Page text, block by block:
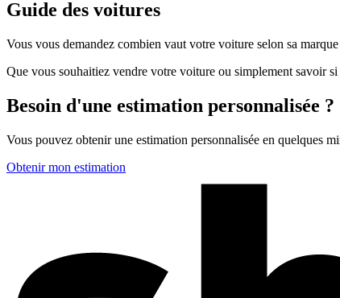
Guide des voitures
Vous vous demandez combien vaut votre voiture selon sa
Que vous souhaitiez vendre votre voiture ou simplement savoir
Besoin d'une estimation personnalisée ?
Vous pouvez obtenir une estimation personnalisée en quelques
Obtenir mon estimation